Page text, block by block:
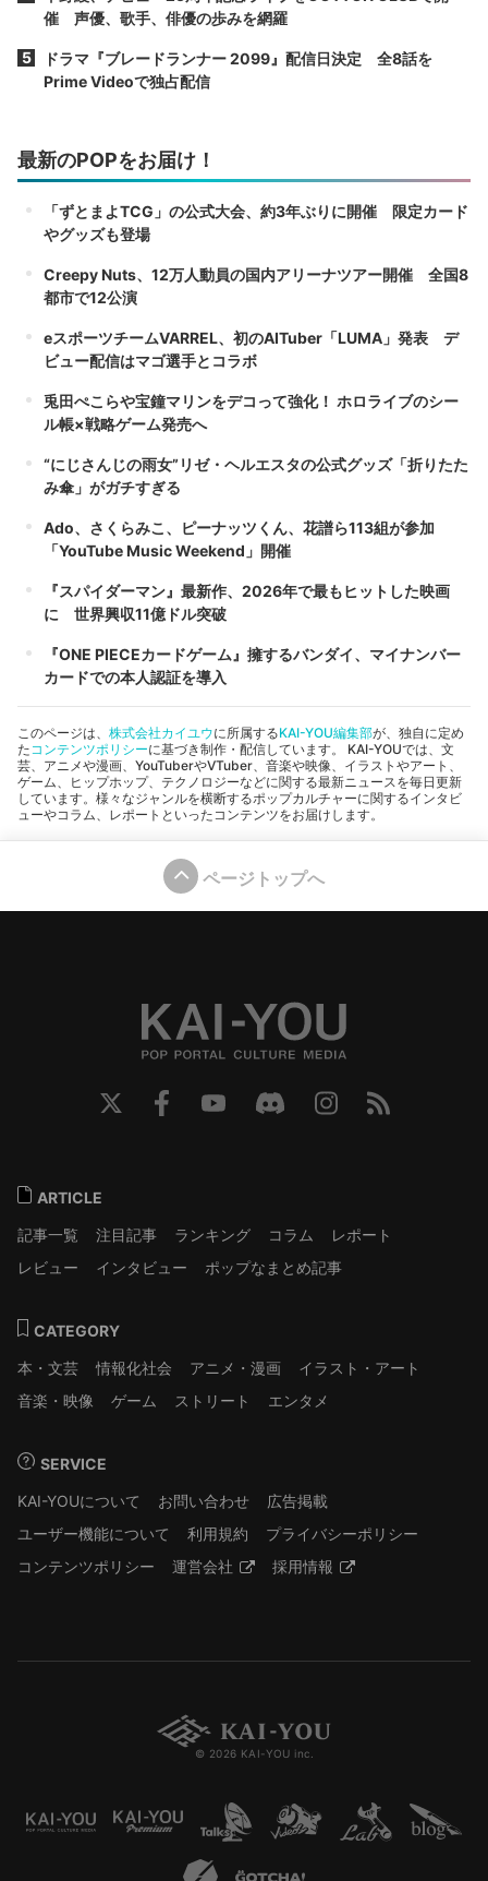
催 声優、歌手、俳優の歩みを網羅
ドラマ『ブレードランナー 2099』配信日決定 全8話を
Prime Videoで独占配信
最新のPOPをお届け！
「ずとまよTCG」の公式大会、約3年ぶりに開催 限定カード
やグッズも登場
Creepy Nuts、12万人動員の国内アリーナツアー開催 全国8
都市で12公演
eスポーツチームVARREL、初のAITuber「LUMA」発表 デ
ビュー配信はマゴ選手とコラボ
兎田ぺこらや宝鐘マリンをデコって強化！ ホロライブのシー
ル帳×戦略ゲーム発売へ
“にじさんじの雨女”リゼ・ヘルエスタの公式グッズ「折りたた
み傘」がガチすぎる
Ado、さくらみこ、ピーナッツくん、花譜ら113組が参加
「YouTube Music Weekend」開催
『スパイダーマン』最新作、2026年で最もヒットした映画
に 世界興収11億ドル突破
『ONE PIECEカードゲーム』擁するバンダイ、マイナンバー
カードでの本人認証を導入
このページは、 株式会社カイユウに所属するKAI-YOU編集部が、独自に定め
たコンテンツポリシーに基づき制作・配信しています。 KAI-YOUでは、文
芸、アニメや漫画、YouTuberやVTuber、音楽や映像、イラストやアート、
ゲーム、ヒップホップ、テクノロジーなどに関する最新ニュースを毎日更新
しています。様々なジャンルを横断するポップカルチャーに関するインタビ
ューやコラム、レポートといったコンテンツをお届けします。
ページトップへ
ARTICLE
記事一覧
注目記事 ランキング コラム
レポート
レビュー
インタビュー ポップなまとめ記事
CATEGORY
本・文芸
情報化社会 アニメ・漫画
イラスト・アート
音楽・映像
ゲーム ストリート エンタメ
SERVICE
KAI-YOUについて
お問い合わせ
広告掲載
ユーザー機能について
利用規約
プライバシーポリシー
コンテンツポリシー
運営会社 採用情報
© 2026 KAI-YOU inc.